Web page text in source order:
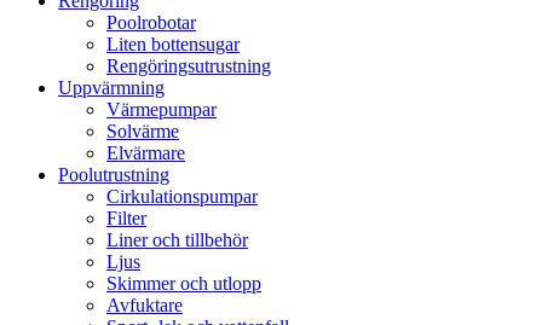
Poolrobotar
Liten bottensugar
Rengöringsutrustning
Uppvärmning
Värmepumpar
Solvärme
Elvärmare
Poolutrustning
Cirkulationspumpar
Filter
Liner och tillbehör
Ljus
Skimmer och utlopp
Avfuktare